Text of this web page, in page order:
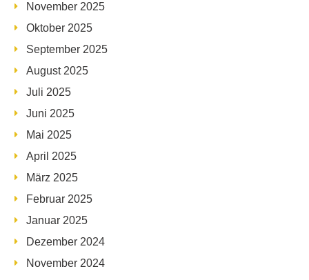
November 2025
Oktober 2025
September 2025
August 2025
Juli 2025
Juni 2025
Mai 2025
April 2025
März 2025
Februar 2025
Januar 2025
Dezember 2024
November 2024